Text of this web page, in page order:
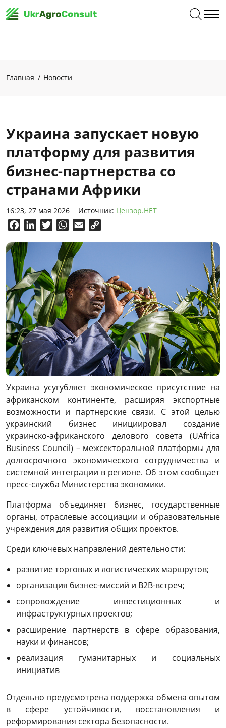
Главная Новости
Украина запускает новую
платформу для развития
бизнес-партнерства со
странами Африки
16:23, 27 мая 2026 Источник: Цензор.НЕТ
FacebookLinkedInTwitterWhatsApp
Email
Украина усугубляет экономическое присутствие на
африканском континенте, расширяя экспортные
возможности и партнерские связи. С этой целью
украинский бизнес инициировал создание
украинско-африканского делового совета (UAfrica
Business Council) – межсекторальной платформы для
долгосрочного экономического сотрудничества и
системной интеграции в регионе. Об этом сообщает
пресс-служба Министерства экономики.
Платформа объединяет бизнес, государственные
органы, отраслевые ассоциации и образовательные
учреждения для развития общих проектов.
Среди ключевых направлений деятельности:
развитие торговых и логистических маршрутов;
организация бизнес-миссий и B2B-встреч;
сопровождение инвестиционных и
инфраструктурных проектов;
расширение партнерств в сфере образования,
науки и финансов;
реализация гуманитарных и социальных
инициатив
Отдельно предусмотрена поддержка обмена опытом
в сфере устойчивости, восстановления и
реформирования сектора безопасности.